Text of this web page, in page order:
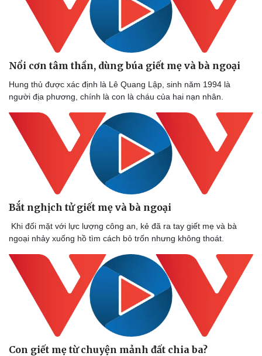
Bóng đá
Lịch thi đấu bóng đá
Thế giới thể thao
eSports
Hậu trường
Ô tô
Xe máy
Tư vấn
Nổi cơn tâm thần, dùng búa giết mẹ và bà ngoại
Hung thủ được xác định là Lê Quang Lập, sinh năm 1994 là
người địa phương, chính là con là cháu của hai nạn nhân.
Bắt nghịch tử giết mẹ và bà ngoại
Khi đối mặt với lực lượng công an, kẻ đã ra tay giết mẹ và bà
ngoại nhảy xuống hồ tìm cách bỏ trốn nhưng không thoát.
Con giết mẹ từ chuyện mảnh đất chia ba?